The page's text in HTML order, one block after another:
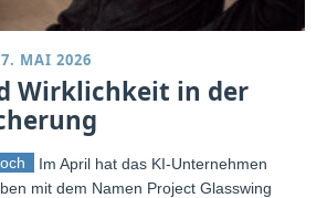
MAI 2026
Wirklichkeit in der
Im April hat das KI-Unternehmen
mit dem Namen Project Glasswing